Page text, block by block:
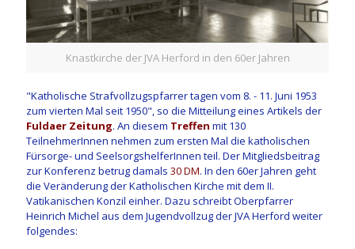
Knastkirche der JVA Herford in den 60er Jahren
"Katholische Strafvollzugspfarrer tagen vom 8. - 11. Juni 1953
zum vierten Mal seit 1950", so die Mitteilung eines Artikels der
Fuldaer Zeitung. An diesem Treffen mit 130
TeilnehmerInnen nehmen zum ersten Mal die katholischen
Fürsorge- und SeelsorgshelferInnen teil. Der Mitgliedsbeitrag
zur Konferenz betrug damals 30 DM. In den 60er Jahren geht
die Veränderung der Katholischen Kirche mit dem II.
Vatikanischen Konzil einher. Dazu schreibt Oberpfarrer
Heinrich Michel aus dem Jugendvollzug der JVA Herford weiter
folgendes: